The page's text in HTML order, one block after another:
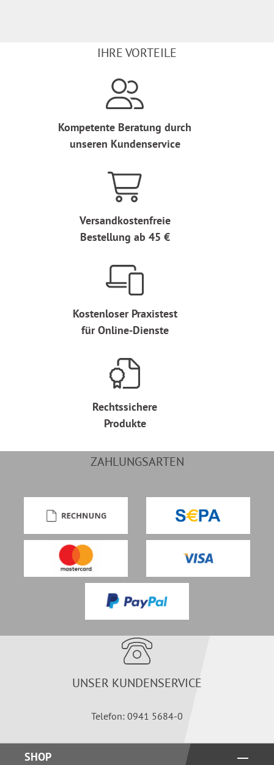
IHRE VORTEILE
Kompetente Beratung durch
unseren Kundenservice
Versandkostenfreie
Bestellung ab 45 €
Kostenloser Praxistest
für Online-Dienste
Rechtssichere
Produkte
ZAHLUNGSARTEN
UNSER KUNDENSERVICE
Telefon: 0941 5684-0
SHOP